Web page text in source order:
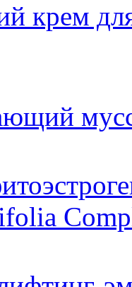
крем
мусс